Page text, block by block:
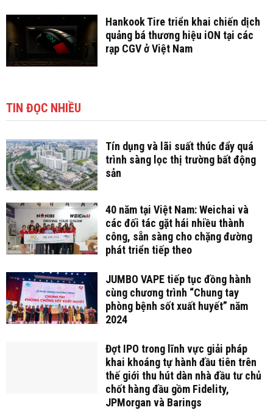
Hankook Tire triển khai chiến dịch
quảng bá thương hiệu iON tại các
rạp CGV ở Việt Nam
TIN ĐỌC NHIỀU
Tín dụng và lãi suất thúc đẩy quá
trình sàng lọc thị trường bất động
sản
40 năm tại Việt Nam: Weichai và
các đối tác gặt hái nhiều thành
công, sẵn sàng cho chặng đường
phát triển tiếp theo
JUMBO VAPE tiếp tục đồng hành
cùng chương trình “Chung tay
phòng bệnh sốt xuất huyết” năm
2024
Đợt IPO trong lĩnh vực giải pháp
khai khoáng tự hành đầu tiên trên
thế giới thu hút dàn nhà đầu tư chủ
chốt hàng đầu gồm Fidelity,
JPMorgan và Barings